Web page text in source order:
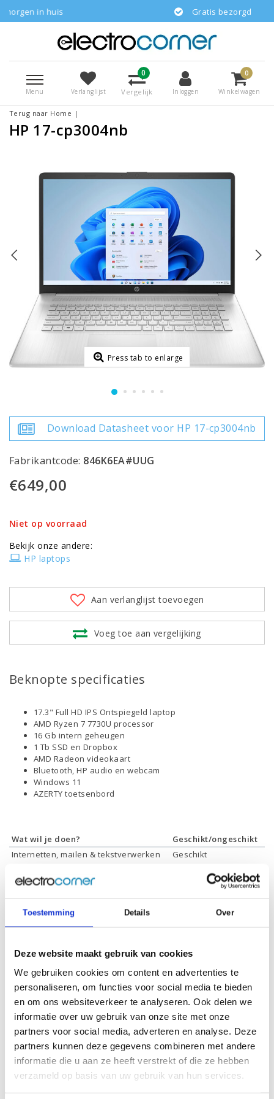
Toestemming Details Over
Deze website maakt gebruik van cookies
We gebruiken cookies om content en advertenties te
personaliseren, om functies voor social media te bieden
en om ons websiteverkeer te analyseren. Ook delen we
informatie over uw gebruik van onze site met onze
partners voor social media, adverteren en analyse. Deze
partners kunnen deze gegevens combineren met andere
informatie die u aan ze heeft verstrekt of die ze hebben
verzameld op basis van uw gebruik van hun services.
Gratis bezorgd
Menu Verlanglijst
0
Vergelijk Inloggen
0
Winkelwagen
Terug naar Home |
HP 17-cp3004nb
Press tab to enlarge
Download Datasheet voor HP 17-cp3004nb
Fabrikantcode: 846K6EA#UUG
€649,00
Niet op voorraad
Bekijk onze andere:
HP laptops
Aan verlanglijst toevoegen
Voeg toe aan vergelijking
Beknopte specificaties
17.3" Full HD IPS Ontspiegeld laptop
AMD Ryzen 7 7730U processor
16 Gb intern geheugen
1 Tb SSD en Dropbox
AMD Radeon videokaart
Bluetooth, HP audio en webcam
Windows 11
AZERTY toetsenbord
Wat wil je doen?
Geschikt/ongeschikt
Internetten, mailen & tekstverwerken
Geschikt
Foto's bewerken
Geschikt
Gamen
Specificaties
Schermdiagonaal:
17.3 inch (43,9 cm)
1920 x 1080 (Full HD)
Touchscreen:
-
Scherm reflectie:
Ontspiegeld